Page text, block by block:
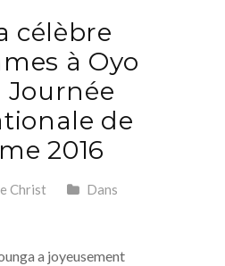
célèbre
à Oyo
Journée
de
2016
Christ
Dans
a joyeusement